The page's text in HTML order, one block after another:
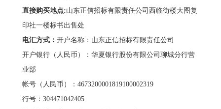
直接购买地点:山东正信招标有限责任公司西临街楼大图复
印社一楼标书出售处
电汇方式： 开户名称：山东正信招标有限责任公司
开户银行（人民币）：华夏银行股份有限公司聊城分行营
业部
帐号（人民币）：4673200001819100002319
行号：304471042405